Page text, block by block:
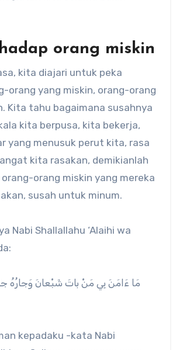
orang miskin
kita diajari untuk peka
orang yang miskin, orang-orang
Kita tahu bagaimana susahnya
kita berpusa, kita bekerja,
yang menusuk perut kita, rasa
kita rasakan, demikianlah
orang miskin yang mereka
susah untuk minum.
Nabi Shallallahu ‘Alaihi wa
مَا ءَامَنَ بِي مَنْ باتَ شَبْعانَ وَجارُهُ
kepadaku -kata Nabi